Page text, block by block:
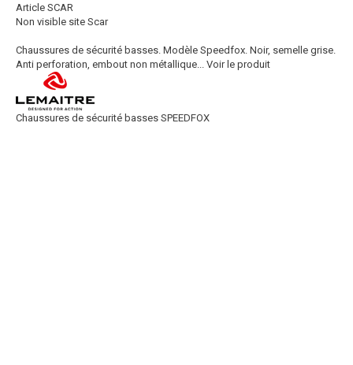
Article SCAR
Non visible site Scar
Chaussures de sécurité basses. Modèle Speedfox. Noir, semelle grise.
Anti perforation, embout non métallique...
Voir le produit
Chaussures de sécurité basses SPEEDFOX